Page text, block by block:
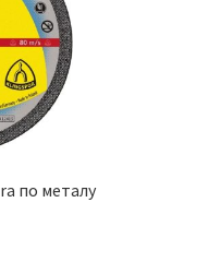
по металу